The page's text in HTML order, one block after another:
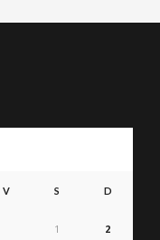
V S D
1 2